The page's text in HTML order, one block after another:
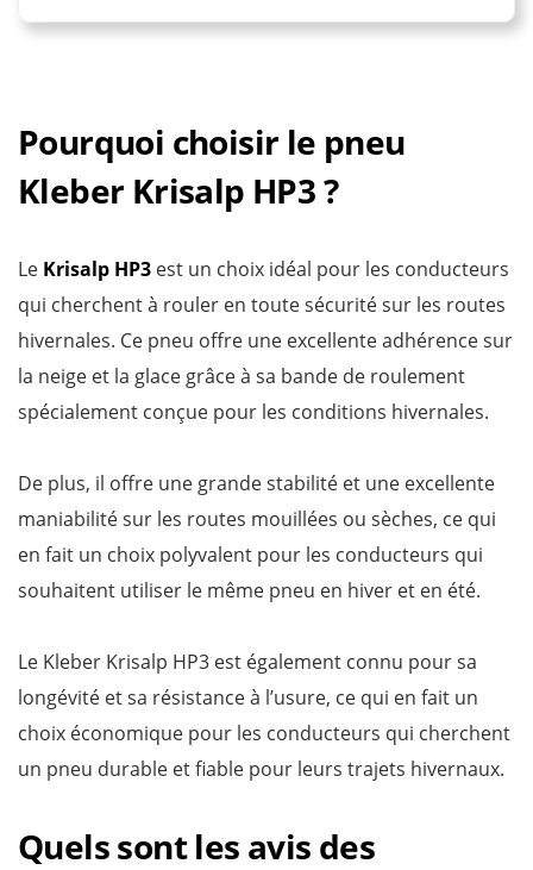
Pourquoi choisir le pneu
Kleber Krisalp HP3 ?
Le Krisalp HP3 est un choix idéal pour les conducteurs
qui cherchent à rouler en toute sécurité sur les routes
hivernales. Ce pneu offre une excellente adhérence sur
la neige et la glace grâce à sa bande de roulement
spécialement conçue pour les conditions hivernales.
De plus, il offre une grande stabilité et une excellente
maniabilité sur les routes mouillées ou sèches, ce qui
en fait un choix polyvalent pour les conducteurs qui
souhaitent utiliser le même pneu en hiver et en été.
Le Kleber Krisalp HP3 est également connu pour sa
longévité et sa résistance à l’usure, ce qui en fait un
choix économique pour les conducteurs qui cherchent
un pneu durable et fiable pour leurs trajets hivernaux.
Quels sont les avis des